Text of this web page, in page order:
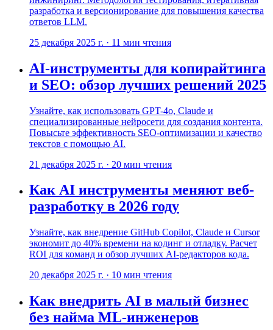
разработка и версионирование для повышения качества
ответов LLM.
25 декабря 2025 г. · 11 мин чтения
AI-инструменты для копирайтинга
и SEO: обзор лучших решений 2025
Узнайте, как использовать GPT-4o, Claude и
специализированные нейросети для создания контента.
Повысьте эффективность SEO-оптимизации и качество
текстов с помощью AI.
21 декабря 2025 г. · 20 мин чтения
Как AI инструменты меняют веб-
разработку в 2026 году
Узнайте, как внедрение GitHub Copilot, Claude и Cursor
экономит до 40% времени на кодинг и отладку. Расчет
ROI для команд и обзор лучших AI-редакторов кода.
20 декабря 2025 г. · 10 мин чтения
Как внедрить AI в малый бизнес
без найма ML-инженеров